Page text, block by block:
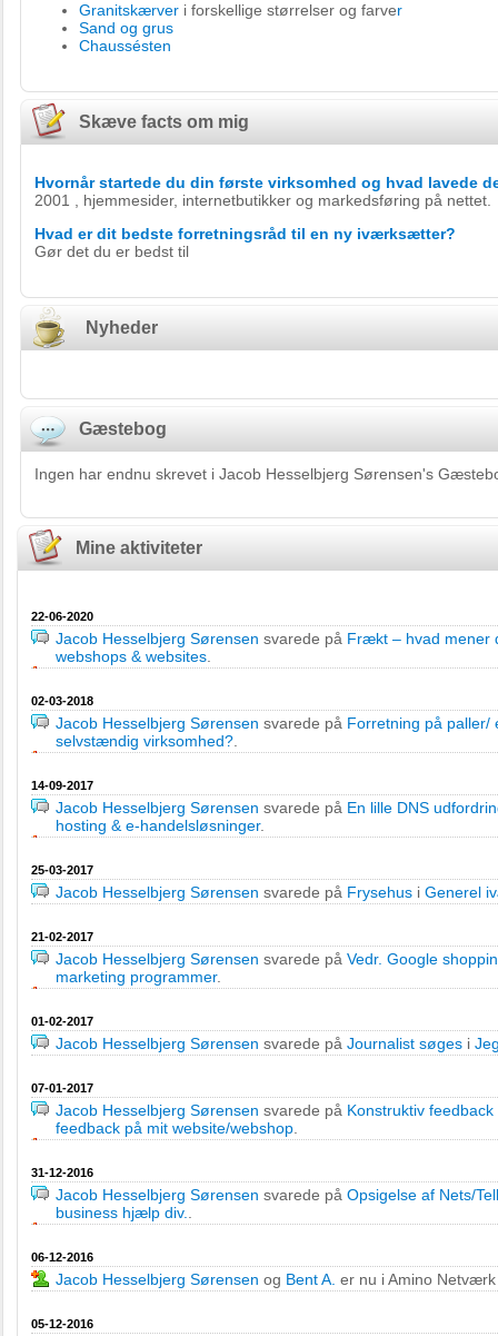
Granitskærver i forskellige størrelser og farver
Sand og grus
Chaussésten
Skæve facts om mig
Hvornår startede du din første virksomhed og hvad lavede
2001 , hjemmesider, internetbutikker og markedsføring på nettet.
Hvad er dit bedste forretningsråd til en ny iværksætter?
Gør det du er bedst til
Nyheder
Gæstebog
Ingen har endnu skrevet i Jacob Hesselbjerg Sørensen's
Mine aktiviteter
22-06-2020
Jacob Hesselbjerg Sørensen svarede på Frækt – hvad mener
webshops & websites
02-03-2018
Jacob Hesselbjerg Sørensen svarede på Forretning på paller/
selvstændig virksomhed?
14-09-2017
Jacob Hesselbjerg Sørensen svarede på En lille DNS
hosting & e-handelsløsninger.
25-03-2017
Jacob Hesselbjerg Sørensen svarede på Frysehus i Generel
21-02-2017
Jacob Hesselbjerg Sørensen svarede på Vedr. Google
marketing programmer.
01-02-2017
Jacob Hesselbjerg Sørensen svarede på Journalist søges i
07-01-2017
Jacob Hesselbjerg Sørensen svarede på Konstruktiv
feedback på mit website/webshop
31-12-2016
Jacob Hesselbjerg Sørensen svarede på Opsigelse af Nets/
business hjælp div.
06-12-2016
Jacob Hesselbjerg Sørensen og Bent A. er nu i Amino
05-12-2016